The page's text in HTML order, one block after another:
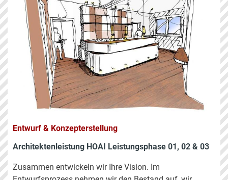
Entwurf & Konzepterstellung
Architektenleistung HOAI Leistungsphase 01, 02 & 03
Zusammen entwickeln wir Ihre Vision. Im